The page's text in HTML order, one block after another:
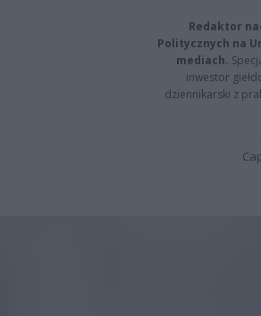
Redaktor
Politycznych na
mediach.
inwestor
dziennikarski z